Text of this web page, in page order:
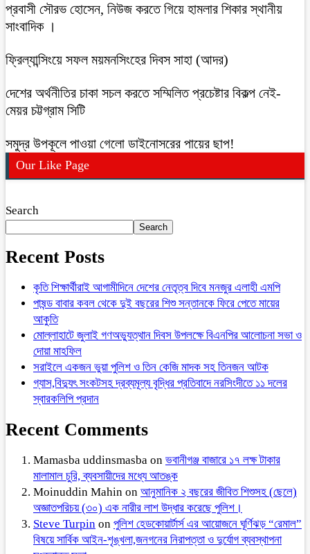
প্রবাসী সৌরভ হোসেন, নিউজ করতে গিয়ে হামলার শিকার স্থানীয়
সাংবাদিক ।
ফ্রিল্যান্সিংয়ে সফল ময়মনসিংহের দিবস সাহা (আদর)
দেশের অর্থনীতির চাকা সচল করতে সম্মিলিত প্রচেষ্টার বিকল্প নেই-
মেয়র চট্টগ্রাম সিটি
সমুদ্র উপকূলে পাওয়া গেলো ডাইনোসরের পায়ের ছাপ!
Our Like Page
Search
Search
Recent Posts
কৃতি শিক্ষার্থীরাই আগামীদিনে দেশের নেতৃত্ব দিবে মনজুর এলাহী এমপি
পাষন্ড বাবার কবল থেকে দুই বছরের শিশু সন্তানকে ফিরে পেতে মায়ের
আকুতি
মোল্লাহাটে জুলাই গণঅভ্যুত্থান দিবস উপলক্ষে বিএনপির আলোচনা সভা ও
দোয়া মাহফিল
সরাইলে একজন ভুয়া পুলিশ ও তিন কেজি মাদক সহ তিনজন আটক
গ্যাস,বিদ্যুৎ সংকটসহ দ্রব্যমূল্য বৃদ্ধির প্রতিবাদে নরসিংদীতে ১১ দলের
স্বারকলিপি প্রদান
Recent Comments
Mamasba uddinsmasba on ভবানীগঞ্জ বাজারে ১৭ লক্ষ টাকার
মালামাল চুরি, ব্যবসায়ীদের মধ্যে আতঙ্ক
Moinuddin Mahin on আনুমানিক ২ বছরের জীবিত শিশুসহ (ছেলে)
অজ্ঞাতপরিচয় (৩০) এক নারীর লাশ উদ্ধার করেছে পুলিশ।
Steve Turpin on পুলিশ হেডকোয়ার্টার্স এর আয়োজনে ঘূর্ণিঝড় “রেমাল”
বিষয়ে সার্বিক আইন-শৃঙ্খলা,জনগনের নিরাপত্তা ও দুর্যোগ ব্যবস্থাপনা